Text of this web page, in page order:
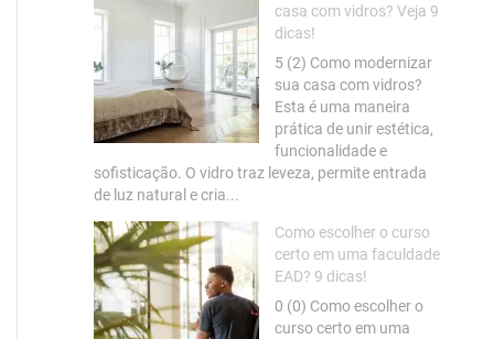
casa com vidros? Veja 9
dicas!
5 (2) Como modernizar
sua casa com vidros?
Esta é uma maneira
prática de unir estética,
funcionalidade e
sofisticação. O vidro traz leveza, permite entrada
de luz natural e cria...
Como escolher o curso
certo em uma faculdade
EAD? 9 dicas!
0 (0) Como escolher o
curso certo em uma